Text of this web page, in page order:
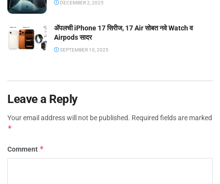
DECEMBER 2, 2025
ॲपलची iPhone 17 सिरीज, 17 Air सोबत नवे Watch व
Airpods सादर
SEPTEMBER 10, 2025
Leave a Reply
Your email address will not be published. Required fields are marked
*
Comment *